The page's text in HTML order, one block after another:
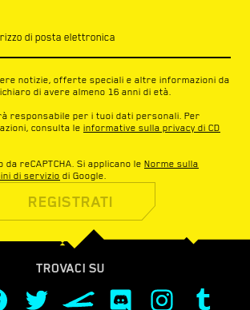
di posta elettronica
notizie, offerte speciali e altre informazioni da
di avere almeno 16 anni di età.
responsabile per i tuoi dati personali. Per
consulta le informative sulla privacy di CD
reCAPTCHA. Si applicano le Norme sulla
di servizio di Google.
REGISTRATI
TROVACI SU